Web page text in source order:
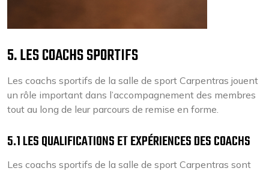
5. LES COACHS SPORTIFS
Les coachs sportifs de la salle de sport Carpentras jouent
un rôle important dans l’accompagnement des membres
tout au long de leur parcours de remise en forme.
5.1 LES QUALIFICATIONS ET EXPÉRIENCES DES COACHS
Les coachs sportifs de la salle de sport Carpentras sont